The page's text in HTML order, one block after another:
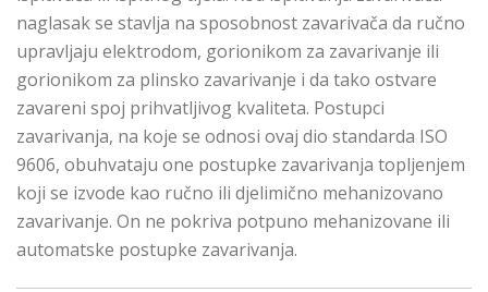
naglasak se stavlja na sposobnost zavarivača da ručno
upravljaju elektrodom, gorionikom za zavarivanje ili
gorionikom za plinsko zavarivanje i da tako ostvare
zavareni spoj prihvatljivog kvaliteta. Postupci
zavarivanja, na koje se odnosi ovaj dio standarda ISO
9606, obuhvataju one postupke zavarivanja topljenjem
koji se izvode kao ručno ili djelimično mehanizovano
zavarivanje. On ne pokriva potpuno mehanizovane ili
automatske postupke zavarivanja.